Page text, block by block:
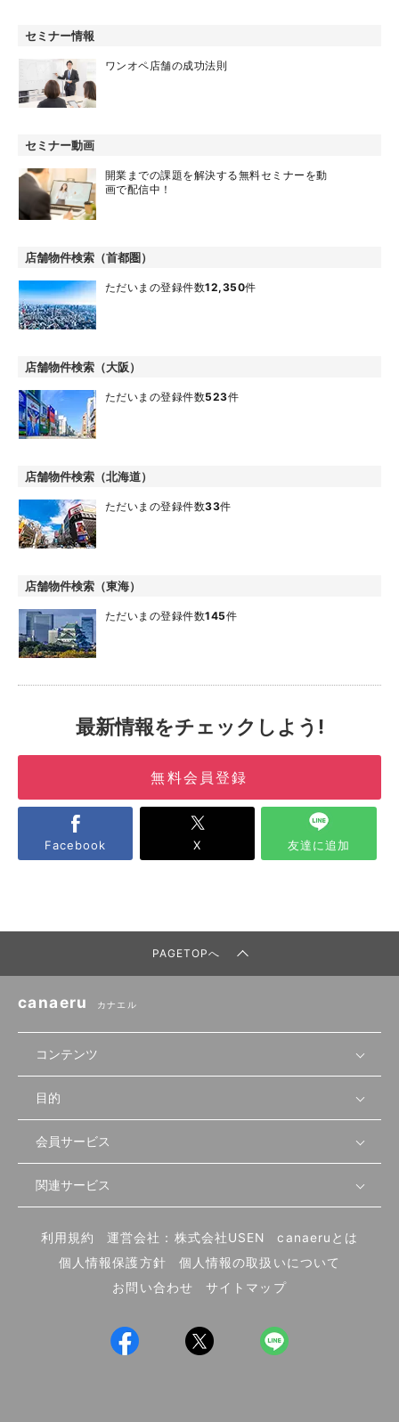
セミナー情報
ワンオペ店舗の成功法則
セミナー動画
開業までの課題を解決する無料セミナーを動
画で配信中！
店舗物件検索（首都圏）
ただいまの登録件数12,350件
店舗物件検索（大阪）
ただいまの登録件数523件
店舗物件検索（北海道）
ただいまの登録件数33件
店舗物件検索（東海）
ただいまの登録件数145件
最新情報をチェックしよう!
無料会員登録
Facebook X 友達に追加
PAGETOPへ
canaeru カナエル
コンテンツ
無料開業相談
セミナー情報
セミナー動画
物件を探す
首都圏
北海道
先輩開業者の声
開業・経営に関する記事
編集ポリシー
業態別の開業方法
UIターン開業特集
目的
店舗運営
物件
内装・設備
食材・仕入れ
会員サービス
会員登録
ログイン
関連サービス
飲食店サクセスガイド（外部サイト）
利用規約 運営会社：株式会社USEN
canaeruとは
個人情報保護方針
個人情報の取扱いについて
お問い合わせ
サイトマップ